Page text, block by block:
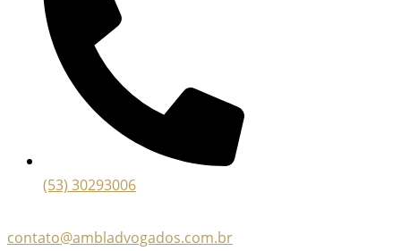
(53) 30293006
contato@ambladvogados.com.br